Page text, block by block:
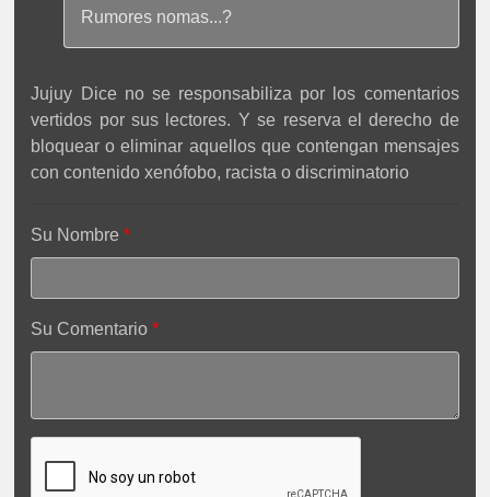
Rumores nomas...?
Jujuy Dice no se responsabiliza por los comentarios
vertidos por sus lectores. Y se reserva el derecho de
bloquear o eliminar aquellos que contengan mensajes
con contenido xenófobo, racista o discriminatorio
Su Nombre
Su Comentario